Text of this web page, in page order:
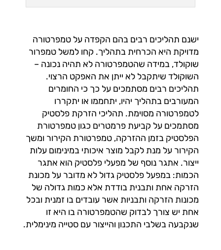
ישנם תהליכים רבים בהם הקפדה על טמפרטורה
מדויקת היא הכרחית בתהליך. קחו למשל טמפרור
שוקולד, במידה שהטמפרטורה לא תהיה נכונה –
השוקולד שיתקבל לא ייתן את האפקט הרצוי.
תהליכים רבים מסתמכים על כך כי החומרים
המעורבים בתהליך יהיו, יתחממו או יתקררו
לטמפרטורה מסוימת. תהליכי הזרקת פלסטיק
מסתמכים על קביעת פרמטרים כגון טמפרטורת
הפלסטיק בזמן ההזרקה, טמפרטורת הקירור ומשך
הקירור על מנת לקבל מוצר איכותי במינימום עלות
ייצור. אתגר נוסף של מפעלי פלסטיק הוא אתגר
הכמות: במפעל פלסטיק גדול לא מדובר על מכונת
הזרקה אחת ותבנית בודדת אלא כמות גדולה של
מכונות הזרקה ותבניות אשר עובדים בו זמנית ובכל
אחת יש צורך לבדוק שהטמפרטורה בו היא זו
שנקבעה בשלבי התכנון והייצור עם סטייה מינימלית.